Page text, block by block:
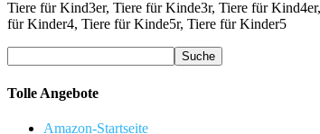
Tiere für Kind3er, Tiere für Kinde3r, Tiere für
für Kinder4, Tiere für Kinde5r, Tiere für Kinder5
Tolle Angebote
Amazon-Startseite